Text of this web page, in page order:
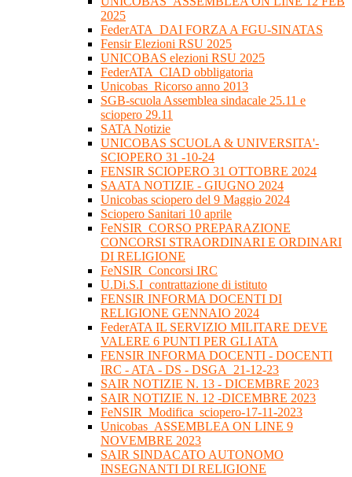
2025
FederATA_DAI FORZA A FGU-SINATAS
Fensir Elezioni RSU 2025
UNICOBAS elezioni RSU 2025
FederATA_CIAD obbligatoria
Unicobas_Ricorso anno 2013
SGB-scuola Assemblea sindacale 25.11 e
sciopero 29.11
SATA Notizie
UNICOBAS SCUOLA & UNIVERSITA'-
SCIOPERO 31 -10-24
FENSIR SCIOPERO 31 OTTOBRE 2024
SAATA NOTIZIE - GIUGNO 2024
Unicobas sciopero del 9 Maggio 2024
Sciopero Sanitari 10 aprile
FeNSIR_CORSO PREPARAZIONE
CONCORSI STRAORDINARI E ORDINARI
DI RELIGIONE
FeNSIR_Concorsi IRC
U.Di.S.I_contrattazione di istituto
FENSIR INFORMA DOCENTI DI
RELIGIONE GENNAIO 2024
FederATA IL SERVIZIO MILITARE DEVE
VALERE 6 PUNTI PER GLI ATA
FENSIR INFORMA DOCENTI - DOCENTI
IRC - ATA - DS - DSGA_21-12-23
SAIR NOTIZIE N. 13 - DICEMBRE 2023
SAIR NOTIZIE N. 12 -DICEMBRE 2023
FeNSIR_Modifica_sciopero-17-11-2023
Unicobas_ASSEMBLEA ON LINE 9
NOVEMBRE 2023
SAIR SINDACATO AUTONOMO
INSEGNANTI DI RELIGIONE